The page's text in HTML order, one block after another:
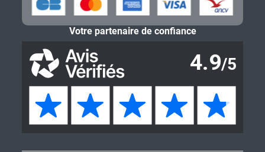
Votre partenaire de confiance